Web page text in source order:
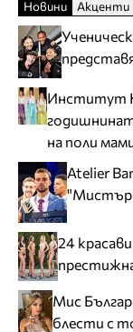
Новини Акценти
Институт
на поли
Atelier
"Мистър
24
Мис
блести с